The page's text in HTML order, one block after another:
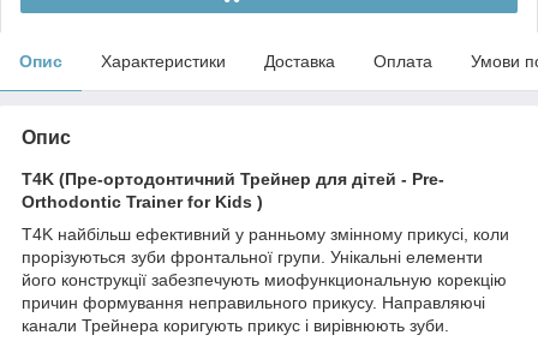
Опис Характеристики Доставка Оплата Умови
Опис
T4K (Пре-ортодонтичний Трейнер для дітей - Pre-
Orthodontic Trainer for Kids )
T4K найбільш ефективний у ранньому змінному прикусі, коли
прорізуються зуби фронтальної групи. Унікальні елементи
його конструкції забезпечують миофункциональную корекцію
причин формування неправильного прикусу. Направляючі
канали Трейнера коригують прикус і вирівнюють зуби.